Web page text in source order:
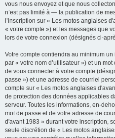
vous nous envoyez et que nous
n’est pas limité à — la publication de
l’inscription sur « Les motos anglaises
« votre compte ») et les messages que
lors de votre connexion (désignés ci-
Votre compte contiendra au minimum
par « votre nom d’utilisateur ») et un
de vous connecter à votre compte
passe ») et une adresse de courriel
compte sur « Les motos anglaises
de protection des données applicables
serveur. Toutes les informations, en-
mot de passe et de votre adresse de
d'avant 1983 » durant votre inscription,
seule discrétion de « Les motos